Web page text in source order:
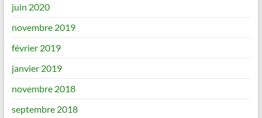
juin 2020
novembre 2019
février 2019
janvier 2019
novembre 2018
septembre 2018